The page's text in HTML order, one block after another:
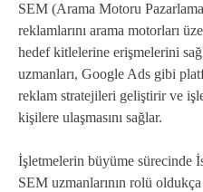
SEM (Arama Motoru
reklamlarını arama motorları
hedef kitlelerine erişmelerini
uzmanları, Google Ads gibi
reklam stratejileri geliştirir ve
kişilere ulaşmasını sağlar.
İşletmelerin büyüme sürecinde
SEM uzmanlarının rolü